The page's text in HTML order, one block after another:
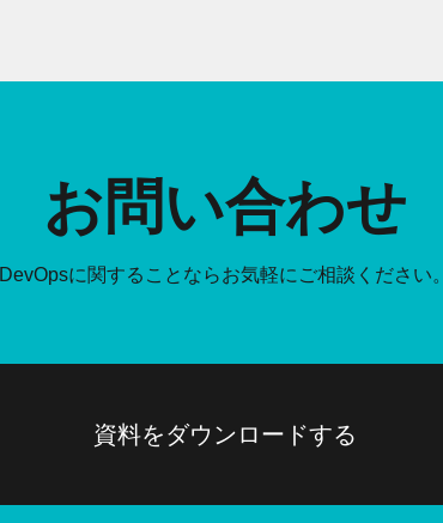
お問い合わせ
DevOpsに関することならお気軽にご相談ください。
資料をダウンロードする